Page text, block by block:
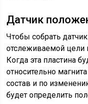
Датчик
Чтобы собрать
отслеживаемой цели
Когда эта пластина
относительно
состав и по
будет определить